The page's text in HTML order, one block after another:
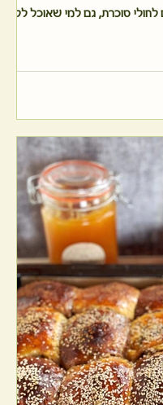
סוכרת, גם למי שאוכל ללא